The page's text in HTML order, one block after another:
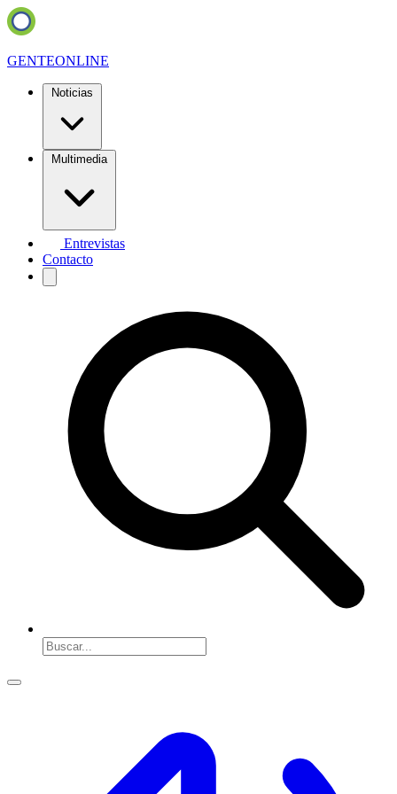
GENTEONLINE
Noticias
Multimedia
Entrevistas
Contacto